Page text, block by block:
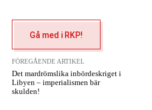
Gå med i RKP!
FÖREGÅENDE ARTIKEL
Det mardrömslika inbördeskriget i
Libyen – imperialismen bär
skulden!